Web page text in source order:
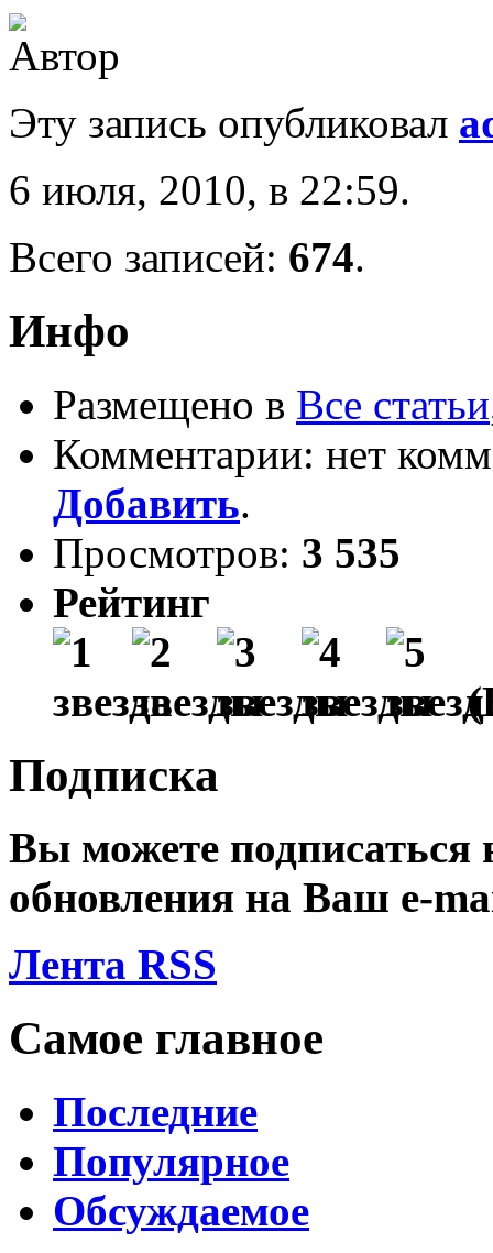
Эту запись опубликовал
6 июля, 2010, в 22:59.
Всего записей: 674.
Инфо
Размещено в Все статьи
Комментарии: нет
Добавить.
Просмотров: 3 535
Рейтинг
Подписка
Вы можете подписаться
обновления на Ваш e-
Лента RSS
Самое главное
Последние
Популярное
Обсуждаемое